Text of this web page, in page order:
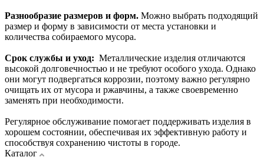
Разнообразие размеров и форм. Можно выбрать подходящий
размер и форму в зависимости от места установки и
количества собираемого мусора.
Срок службы и уход: Металлические изделия отличаются
высокой долговечностью и не требуют особого ухода. Однако
они могут подвергаться коррозии, поэтому важно регулярно
очищать их от мусора и ржавчины, а также своевременно
заменять при необходимости.
Регулярное обслуживание помогает поддерживать изделия в
хорошем состоянии, обеспечивая их эффективную работу и
способствуя сохранению чистоты в городе.
Каталог